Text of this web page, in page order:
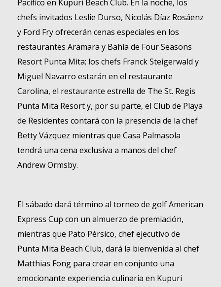
Pacífico en Kupuri Beach Club. En la noche, los
chefs invitados Leslie Durso, Nicolás Díaz Rosáenz
y Ford Fry ofrecerán cenas especiales en los
restaurantes Aramara y Bahía de Four Seasons
Resort Punta Mita; los chefs Franck Steigerwald y
Miguel Navarro estarán en el restaurante
Carolina, el restaurante estrella de The St. Regis
Punta Mita Resort y, por su parte, el Club de Playa
de Residentes contará con la presencia de la chef
Betty Vázquez mientras que Casa Palmasola
tendrá una cena exclusiva a manos del chef
Andrew Ormsby.
El sábado dará término al torneo de golf American
Express Cup con un almuerzo de premiación,
mientras que Pato Pérsico, chef ejecutivo de
Punta Mita Beach Club, dará la bienvenida al chef
Matthias Fong para crear en conjunto una
emocionante experiencia culinaria en Kupuri